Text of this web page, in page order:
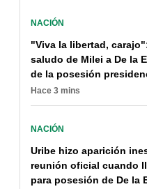
“Este, que se quiere
casar”: chat revela
asesinada sobre novio
NACIÓN
"Viva la libertad,
saludo de Milei a De la
de la posesión
Hace 3 mins
NACIÓN
Uribe hizo aparición
reunión oficial cuando
para posesión de De la